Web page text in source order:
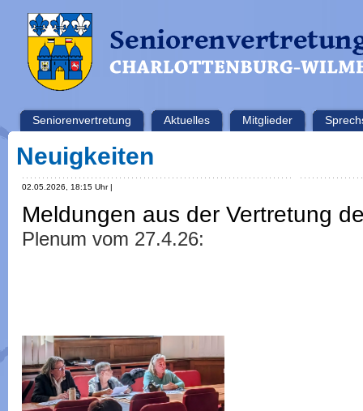
Seniorenvertretung Aktuelles Mitglieder
Neuigkeiten
02.05.2026, 18:15 Uhr |
Meldungen aus der Vertretung
Plenum vom 27.4.26: